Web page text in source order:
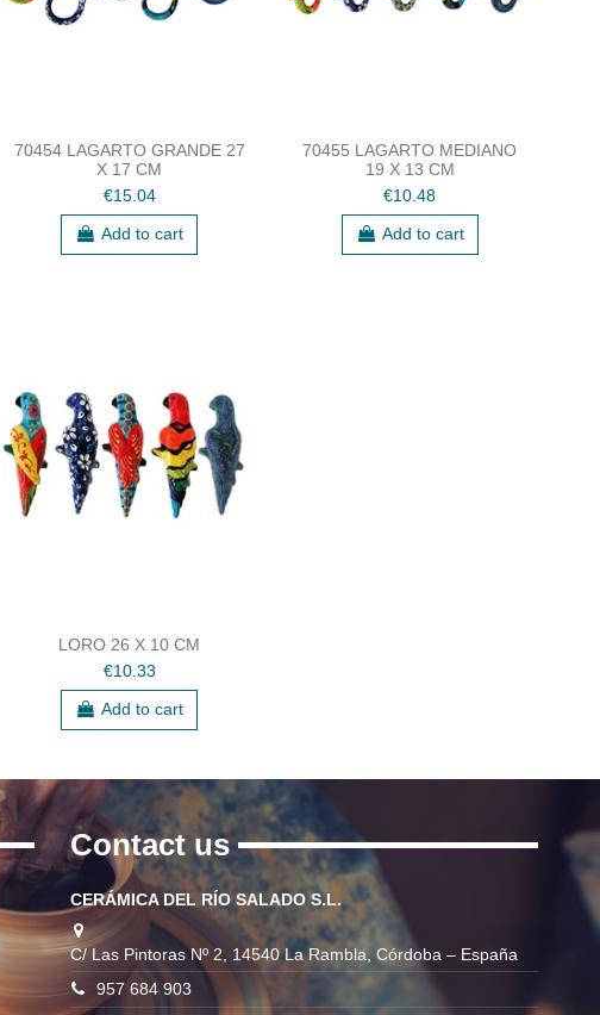
70454 LAGARTO GRANDE 27
X 17 CM
€15.04
Add to cart
70455 LAGARTO MEDIANO
19 X 13 CM
€10.48
Add to cart
LORO 26 X 10 CM
€10.33
Add to cart
Contact us
CERÁMICA DEL RÍO SALADO S.L.
C/ Las Pintoras Nº 2, 14540 La Rambla, Córdoba – España
957 684 903